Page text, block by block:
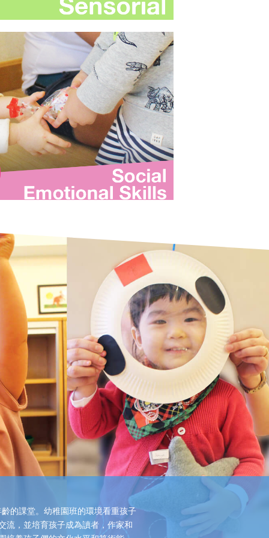
感官
促進全腦學習。孩子們用感官認知理解
、形狀和觸感等概念，逐步認識這個世
界。
了解更多
社交禮儀
促進全腦學習。孩子們用感官認知理解
、形狀和觸感等概念，逐步認識這個世
界。
了解更多
的課堂。幼稚園班的環境看重孩子
流，並培育孩子成為讀者，作家和